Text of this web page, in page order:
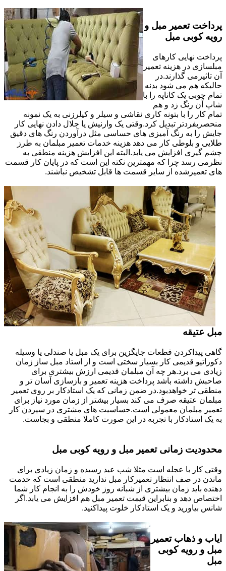
پرداخت تعمیر مبل و
رویه کوبی مبل
پرداخت نهایی کارهای
مبلسازی در هزینه تعمیر
آن تاثیرمی گذارند.در
حالیکه هم می شود بدنه
تمام چوبی یک کاناپه را با
شاپ آن رنگ زد و هم
تمام کار را با بتونه کاری نقاشی و سیلر و کیلرزنی به یک نمونه
منحصربفردتر تبدیل کرد.وقتی یک وارنیش یا جلال دادن نهایی کار
جایش را به رنگ آمیزی های حساسی مثل درآوردن رنگ های دقیق
طلایی و بلوطی کار می دهد هزینه خدمات تعمیر مبلمان به طرز
چشم گیری افزایش می یابد.البته این افزایش هزینه منطقی به
نظرمی رسد چرا که مهمترین نکته این است که در پایان کار قسمت
های تعمیرشده از سایر قسمت ها قابل تشخیص نباشند.
مبل عتیقه
گاهی پیداکردن قطعات جایگزین برای یک مبل یا صندلی یا وسیله
دکوراتیو قدیمی کار بسیار سختی است و از استاد مبل ساز زمان
زیادی می برد.هر چه آن مبلمان قدیمی ارزش بیشتری برای
صاحبش داشته باشد پرداخت هزینه تعمیر و بازسازی آسان تر و
منطقی تر خواهدبود.در ضمن زمانی که یک استادکار بر روی تعمیر
مبلمان عتیقه صرف می کند بسیار بیشتر از زمان مورد نیاز برای
تعمیر مبلمان معمولی است.حساسیت های مشتری در سپردن کار
به یک استادکار با تجربه در این صورت کاملا منطقی و بجاست.
محدودیت زمانی تعمیر مبل و رویه کوبی مبل
وقتی کار با عجله است مثلا شب عید رسیده و زمان زیادی برای
ماندن در صف انتظار تعمیرکار مبل ندارید منطقی است که خدمت
دهنده باید زمان بیشتری از شبانه روز خودش را به انجام کار شما
اختصاص دهد و بنابراین قیمت تعمیر مبل هم افزایش می یابد.اگر
شانس بیاورید و یک استادکار خلوت پیداکنید.
ایاب و ذهاب تعمیر
مبل و رویه کوبی
مبل